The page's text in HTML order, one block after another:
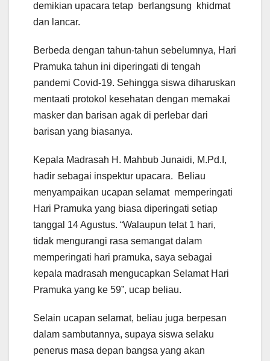
demikian upacara tetap berlangsung khidmat
dan lancar.
Berbeda dengan tahun-tahun sebelumnya, Hari
Pramuka tahun ini diperingati di tengah
pandemi Covid-19. Sehingga siswa diharuskan
mentaati protokol kesehatan dengan memakai
masker dan barisan agak di perlebar dari
barisan yang biasanya.
Kepala Madrasah H. Mahbub Junaidi, M.Pd.I,
hadir sebagai inspektur upacara. Beliau
menyampaikan ucapan selamat memperingati
Hari Pramuka yang biasa diperingati setiap
tanggal 14 Agustus. “Walaupun telat 1 hari,
tidak mengurangi rasa semangat dalam
memperingati hari pramuka, saya sebagai
kepala madrasah mengucapkan Selamat Hari
Pramuka yang ke 59”, ucap beliau.
Selain ucapan selamat, beliau juga berpesan
dalam sambutannya, supaya siswa selaku
penerus masa depan bangsa yang akan